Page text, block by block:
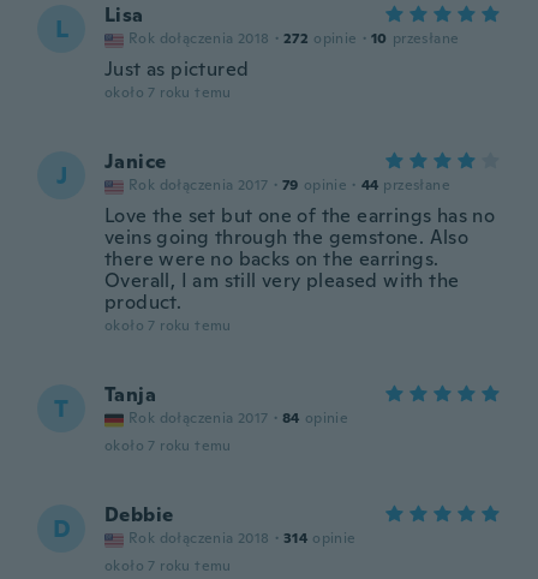
L Lisa
Rok dołączenia 2018 · 272 opinie · 10 przesłane
Just as pictured
około 7 roku temu
J Janice
Rok dołączenia 2017 · 79 opinie · 44 przesłane
Love the set but one of the earrings has no
veins going through the gemstone. Also
there were no backs on the earrings.
Overall, I am still very pleased with the
product.
około 7 roku temu
T Tanja
Rok dołączenia 2017 · 84 opinie
około 7 roku temu
D Debbie
Rok dołączenia 2018 · 314 opinie
około 7 roku temu